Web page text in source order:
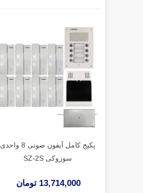
پکیج کامل آیفون صوتی 8 واحدی
سوزوکی SZ-2S
13,714,000 تومان